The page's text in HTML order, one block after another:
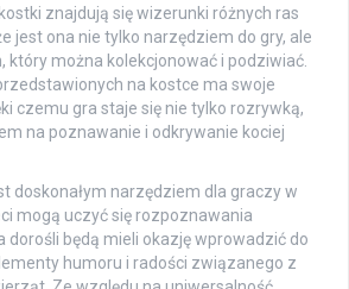
znajdują się wizerunki różnych ras
jest ona nie tylko narzędziem do gry, ale
można kolekcjonować i podziwiać.
na kostce ma swoje
czemu gra staje się nie tylko rozrywką,
na poznawanie i odkrywanie kociej
doskonałym narzędziem dla graczy w
mogą uczyć się rozpoznawania
dorośli będą mieli okazję wprowadzić do
humoru i radości związanego z